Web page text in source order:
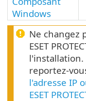
Windows
Ne changez
ESET
reportez-
l'adresse IP
ESET